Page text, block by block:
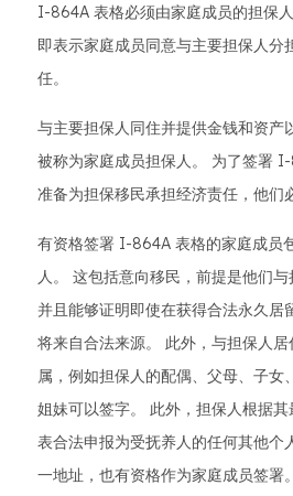
I-864A 表格必须由家庭成员的担保
即表示家庭成员同意与主要担保人分
任。
与主要担保人同住并提供金钱和资产
被称为家庭成员担保人。 为了签署
准备为担保移民承担经济责任，他们
有资格签署 I-864A 表格的家庭成员
人。 这包括意向移民，前提是他们与
并且能够证明即使在获得合法永久居
将来自合法来源。 此外，与担保人
属，例如担保人的配偶、父母、子女
姐妹可以签字。 此外，担保人根据
表合法申报为受抚养人的任何其他个
一地址，也有资格作为家庭成员签署。